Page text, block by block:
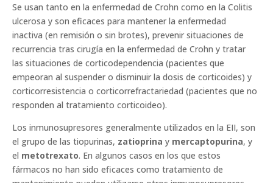
Se usan tanto en la enfermedad de Crohn como en la Colitis
ulcerosa y son eficaces para mantener la enfermedad
inactiva (en remisión o sin brotes), prevenir situaciones de
recurrencia tras cirugía en la enfermedad de Crohn y tratar
las situaciones de corticodependencia (pacientes que
empeoran al suspender o disminuir la dosis de corticoides) y
corticorresistencia o corticorrefractariedad (pacientes que no
responden al tratamiento corticoideo).
Los inmunosupresores generalmente utilizados en la EII, son
el grupo de las tiopurinas, zatioprina y mercaptopurina, y
el metotrexato. En algunos casos en los que estos
fármacos no han sido eficaces como tratamiento de